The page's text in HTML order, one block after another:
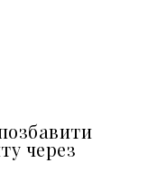
через